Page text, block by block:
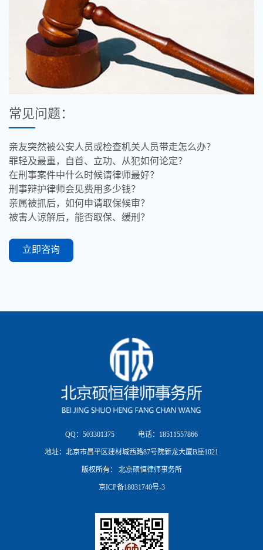
常见问题：
亲友突然被公安人员或检查机关人员带走怎么办？
罪轻及最重，自首、立功、从犯如何论定？
在刑事案件中什么时候请律师最好？
刑事辩护律师会见费用多少钱？
亲属被抓后，如何申请取保候审？
被害人谅解后，能否取保、缓刑？
立即咨询
QQ：503301375 电话：18511557866
地址：北京市昌平区建材城西路87号院新龙大厦B座1021
版权所有： 北京硕恒律师事务所
京ICP备18031740号-3